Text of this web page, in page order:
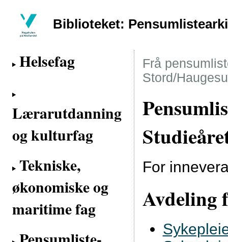
Biblioteket:
Helsefag
Lærarutdanning
og kulturfag
Tekniske,
økonomiske og
maritime fag
Frå
Stord/
For
Avdeling